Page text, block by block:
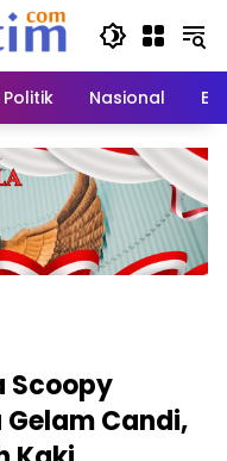
Politik Nasional
Scoopy
Candi,